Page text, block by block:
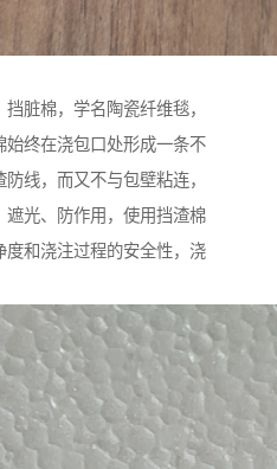
脏棉，学名陶瓷纤维毯，
始终在浇包口处形成一条不
线，而又不与包壁粘连，
光、防作用，使用挡渣棉
和浇注过程的安全性，浇